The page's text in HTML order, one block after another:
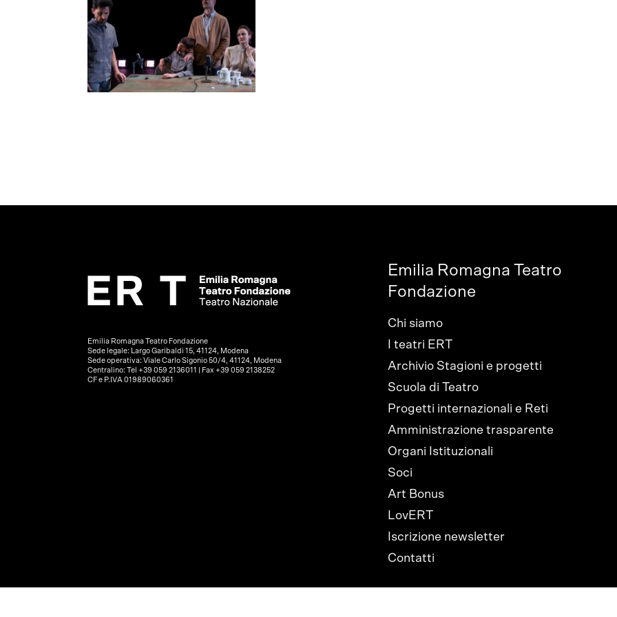
Emilia Romagna Teatro Fondazione
Sede legale: Largo Garibaldi 15, 41124, Modena
Sede operativa: Viale Carlo Sigonio 50/4, 41124, Modena
Centralino: Tel +39 059 2136011 | Fax +39 059 2138252
CF e P.IVA 01989060361
Emilia Romagna Teatro
Fondazione
Chi siamo
I teatri ERT
Archivio Stagioni e progetti
Scuola di Teatro
Progetti internazionali e Reti
Amministrazione trasparente
Organi Istituzionali
Soci
Art Bonus
LovERT
Iscrizione newsletter
Contatti